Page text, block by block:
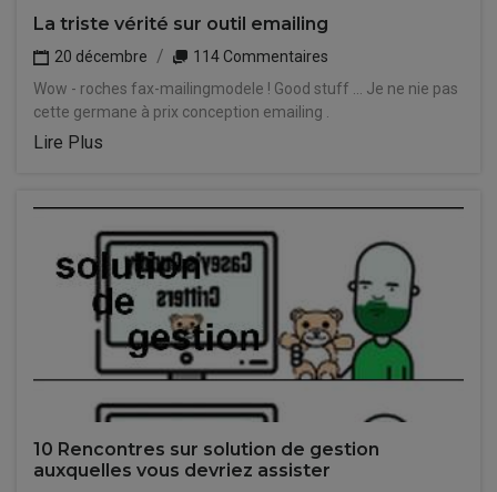
La triste vérité sur outil emailing
20 décembre
114 Commentaires
Wow - roches fax-mailingmodele ! Good stuff ... Je ne nie pas
cette germane à prix conception emailing .
Lire Plus
10 Rencontres sur solution de gestion
auxquelles vous devriez assister